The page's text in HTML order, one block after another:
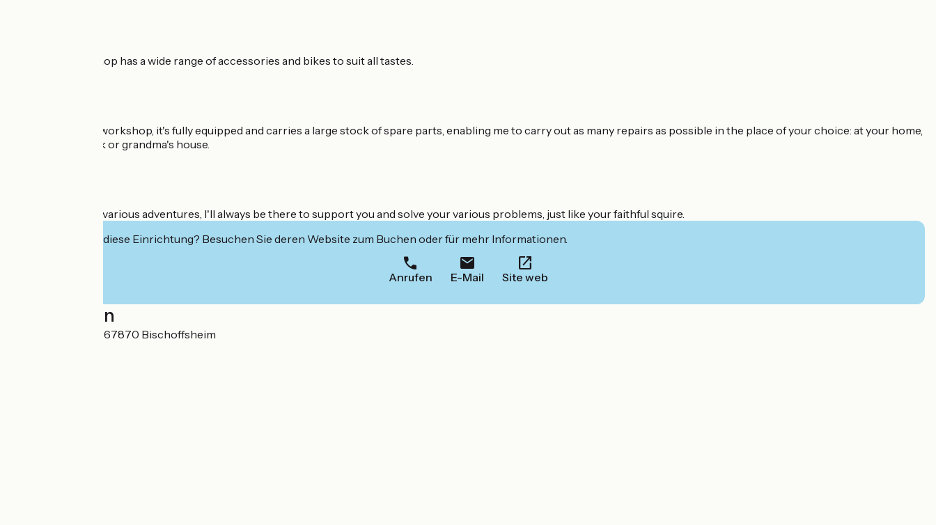
Cyclo Truck Le Shop has a wide range of accessories and bikes to suit all tastes.
As for my mobile workshop, it's fully equipped and carries a large stock of spare parts, enabling me to carry out as many repairs as possible in the place of your choice: at your home,
your place of work or grandma's house.
Throughout your various adventures, I'll always be there to support you and solve your various problems, just like your faithful squire.
Interessiert Sie diese Einrichtung? Besuchen Sie deren Website zum Buchen oder für mehr Informationen.
Anrufen E-Mail Site web
Localisation
63 Rue Principale 67870 Bischoffsheim